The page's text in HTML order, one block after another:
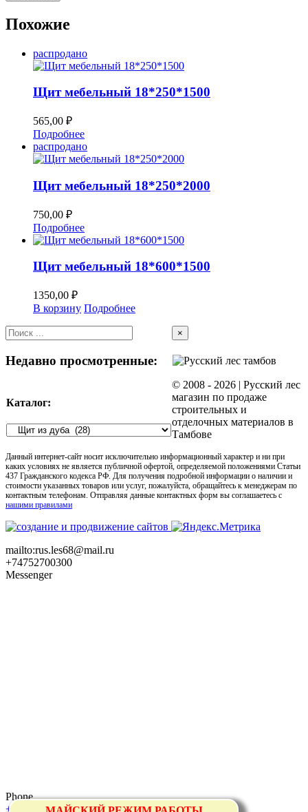
Похожие
распродано
Щит мебельный 18*250*1500
565,00 ₽
Подробнее
распродано
Щит мебельный 18*250*2000
750,00 ₽
Подробнее
Щит мебельный 18*600*1500
1350,00 ₽
В корзину Подробнее
Недавно просмотренные:
Каталог:
Close
product
quick
view
×
© 2008 - 2026 | Русский лес
магазин по продаже
строительных и
отделочных материалов в
Тамбове
Данный интернет-сайт носит исключительно информационный характер и ни при
каких условиях не является публичной офертой, определяемой положениями Статьи
437 Гражданского кодекса РФ. Для получения подробной информации о наличии и
стоимости указанных товаров или услуг, пожалуйста, обращайтесь к менеджерам по
контактным телефонам. Отправляя данные контактных форм вы соглашаетесь с
нашими правилами
mailto:rus.les68@mail.ru
+74752700300
Messenger
Phone
+74752700300